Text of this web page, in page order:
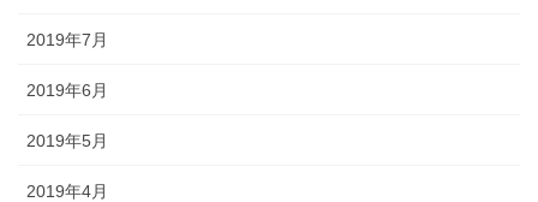
2019年7月
2019年6月
2019年5月
2019年4月